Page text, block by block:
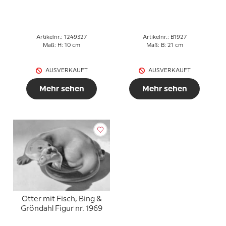
Artikelnr.: 1249327
Maß: H: 10 cm
AUSVERKAUFT
Mehr sehen
Artikelnr.: B1927
Maß: B: 21 cm
AUSVERKAUFT
Mehr sehen
Otter mit Fisch, Bing &
Gröndahl Figur nr. 1969